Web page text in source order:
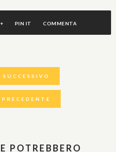
PIN IT COMMENTA
POTREBBERO